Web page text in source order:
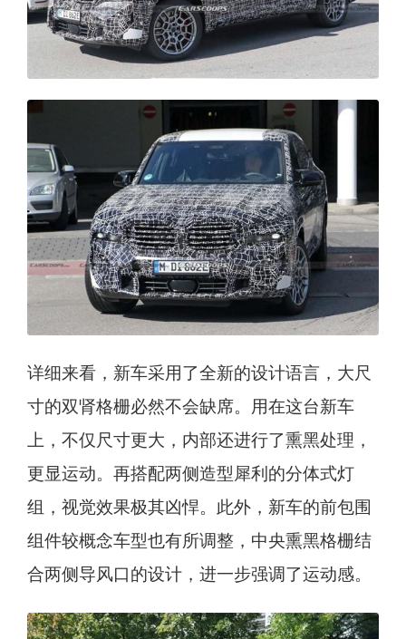
详细来看，新车采用了全新的设计语言，大尺
寸的双肾格栅必然不会缺席。用在这台新车
上，不仅尺寸更大，内部还进行了熏黑处理，
更显运动。再搭配两侧造型犀利的分体式灯
组，视觉效果极其凶悍。此外，新车的前包围
组件较概念车型也有所调整，中央熏黑格栅结
合两侧导风口的设计，进一步强调了运动感。